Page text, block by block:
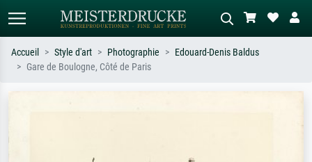
Accueil Style d'art Photographie
Edouard-Denis Baldus
Gare de Boulogne, Côté de Paris